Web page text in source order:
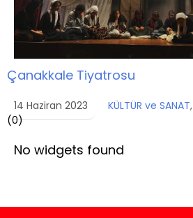
Çanakkale Tiyatrosu
14 Haziran 2023 KÜLTÜR ve SANAT,
(0)
No widgets found